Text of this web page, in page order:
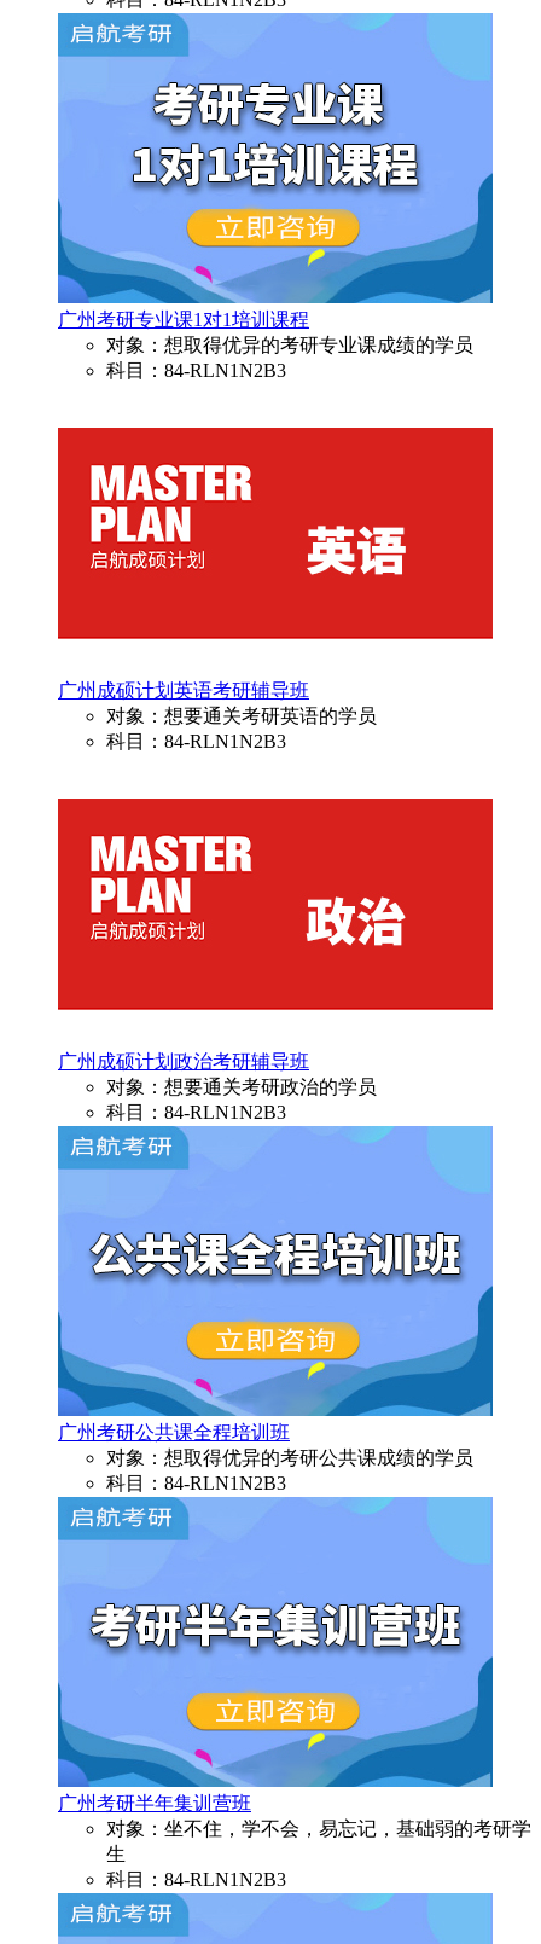
广州考研专业课1对1培训课程
对象：想取得优异的考研专业课成绩的学员
科目：84-RLN1N2B3
广州成硕计划英语考研辅导班
对象：想要通关考研英语的学员
科目：84-RLN1N2B3
广州成硕计划政治考研辅导班
对象：想要通关考研政治的学员
科目：84-RLN1N2B3
广州考研公共课全程培训班
对象：想取得优异的考研公共课成绩的学员
科目：84-RLN1N2B3
广州考研半年集训营班
对象：坐不住，学不会，易忘记，基础弱的考研学
生
科目：84-RLN1N2B3